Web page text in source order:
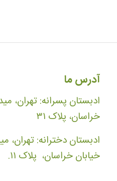
آدرس ما
ادبستان پسرانه: تهران،
خراسان، پلاک ۳۱
ادبستان دخترانه: تهران،
خیابان خراسان، پلاک ۱۱.